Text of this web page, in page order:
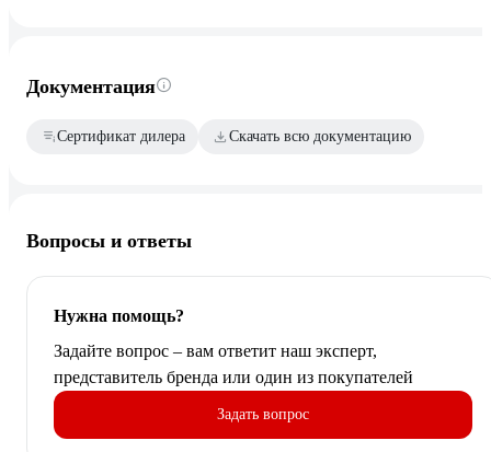
Документация
Сертификат дилера Скачать всю документацию
Вопросы и ответы
Нужна помощь?
Задайте вопрос – вам ответит наш эксперт,
представитель бренда или один из покупателей
Задать вопрос